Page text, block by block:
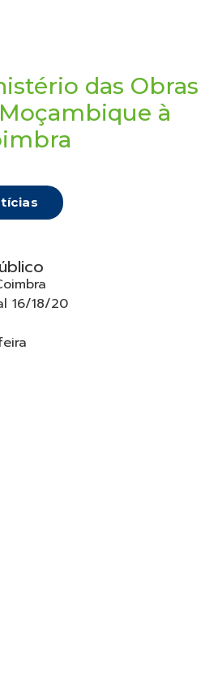
das Obras
à
16/18/20